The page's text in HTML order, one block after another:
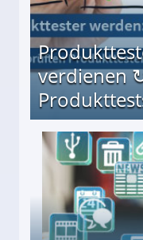
verdienen
↻ Täglich neue